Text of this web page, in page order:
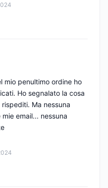
mio penultimo ordine ho
Ho segnalato la cosa
Ma nessuna
email... nessuna